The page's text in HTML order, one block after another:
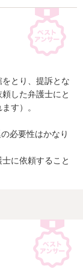
とり、提訴とな
した弁護士にと
す）。
必要性はかなり
に依頼すること